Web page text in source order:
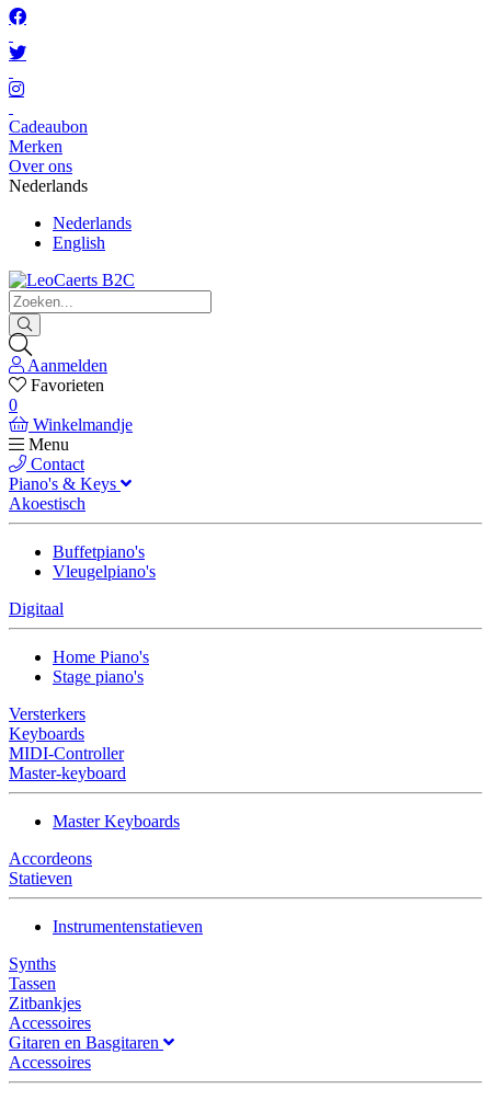
Cadeaubon
Merken
Over ons
Nederlands
Nederlands
English
Aanmelden
Favorieten
0
Winkelmandje
Menu
Contact
Piano's & Keys
Akoestisch
Buffetpiano's
Vleugelpiano's
Digitaal
Home Piano's
Stage piano's
Versterkers
Keyboards
MIDI-Controller
Master-keyboard
Master Keyboards
Accordeons
Statieven
Instrumentenstatieven
Synths
Tassen
Zitbankjes
Accessoires
Gitaren en Basgitaren
Accessoires